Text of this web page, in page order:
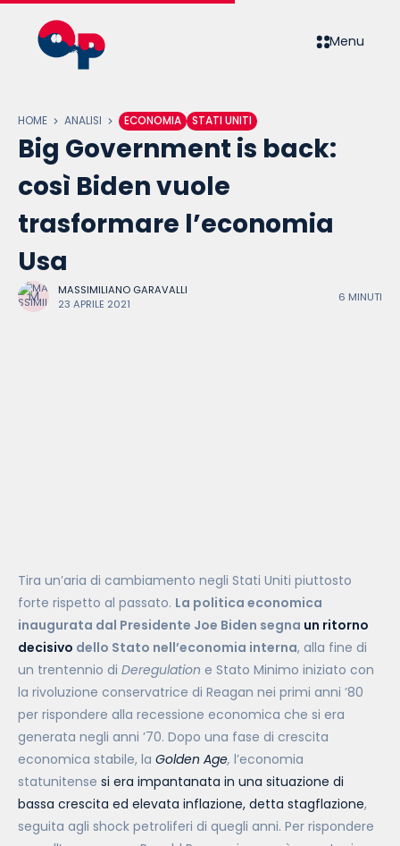
Menu
HOME ANALISI ECONOMIA STATI UNITI
Big Government is back:
così Biden vuole
trasformare l’economia
Usa
MASSIMILIANO GARAVALLI
23 APRILE 2021
6 MINUTI
Tira un’aria di cambiamento negli Stati Uniti piuttosto
forte rispetto al passato. La politica economica
inaugurata dal Presidente Joe Biden segna un ritorno
decisivo dello Stato nell’economia interna, alla fine di
un trentennio di Deregulation e Stato Minimo iniziato con
la rivoluzione conservatrice di Reagan nei primi anni ’80
per rispondere alla recessione economica che si era
generata negli anni ’70. Dopo una fase di crescita
economica stabile, la Golden Age, l’economia
statunitense si era impantanata in una situazione di
bassa crescita ed elevata inflazione, detta stagflazione,
seguita agli shock petroliferi di quegli anni. Per rispondere